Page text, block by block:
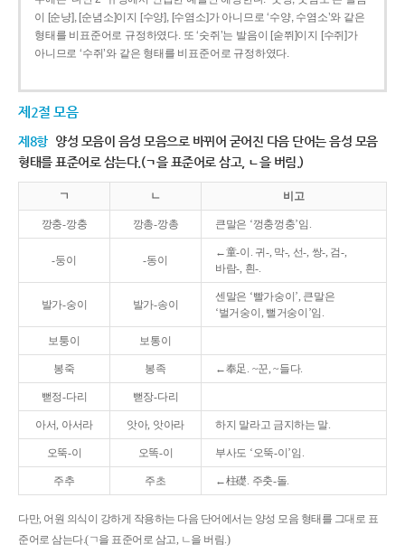
이 [순냥], [순념소]이지 [수양], [수염소]가 아니므로 ‘수양, 수염소’와 같은
형태를 비표준어로 규정하였다. 또 ‘숫쥐’는 발음이 [숟쮜]이지 [수쥐]가
아니므로 ‘수쥐’와 같은 형태를 비표준어로 규정하였다.
제2절 모음
제8항 양성 모음이 음성 모음으로 바뀌어 굳어진 다음 단어는 음성 모음
형태를 표준어로 삼는다.(ㄱ을 표준어로 삼고, ㄴ을 버림.)
ㄱ ㄴ 비고
깡충-깡충 깡총-깡총 큰말은 ‘껑충껑충’임.
-둥이 -동이
←童-이. 귀-, 막-, 선-, 쌍-, 검-,
바람-, 흰-.
발가-숭이 발가-송이
센말은 ‘빨가숭이’, 큰말은
‘벌거숭이, 뻘거숭이’임.
보퉁이 보통이
봉죽 봉족 ←奉足. ~꾼, ~들다.
뻗정-다리 뻗장-다리
아서, 아서라 앗아, 앗아라 하지 말라고 금지하는 말.
오뚝-이 오똑-이 부사도 ‘오뚝-이’임.
주추 주초 ←柱礎. 주춧-돌.
다만, 어원 의식이 강하게 작용하는 다음 단어에서는 양성 모음 형태를 그대로 표
준어로 삼는다.(ㄱ을 표준어로 삼고, ㄴ을 버림.)